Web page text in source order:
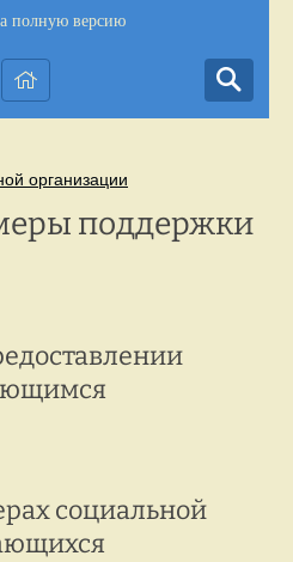
полную версию
организации
поддержки
социальной